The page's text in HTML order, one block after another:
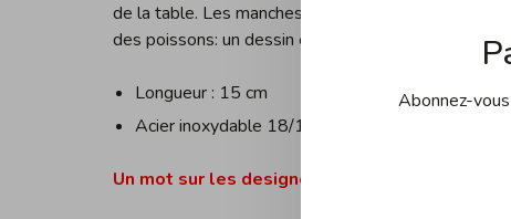
de la table. Les manches de chaque élément
des poissons: un dessin évocateur qui rend
Longueur : 15 cm
Acier inoxydable 18/10
Un mot sur les designers :
Abonnez-